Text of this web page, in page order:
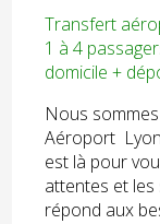
Transfert
1 à 4
domicile +
Nous
Aéroport
est là pour
attentes et les
répond aux